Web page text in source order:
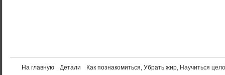
На главную Детали Как познакомиться, Убрать жир, Научиться